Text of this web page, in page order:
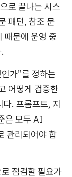
로 끝나는 시스
패턴, 참조 문
때문에 운영 중
가”를 정하는
어떻게 검증한
. 프롬프트, 지
은 모두 AI
관리되어야 합
점검할 필요가